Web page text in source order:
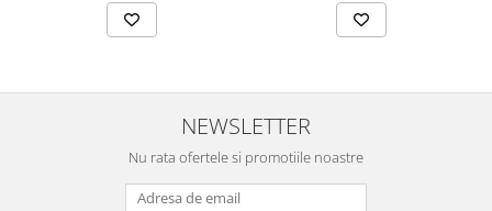
NEWSLETTER
Nu rata ofertele si promotiile noastre